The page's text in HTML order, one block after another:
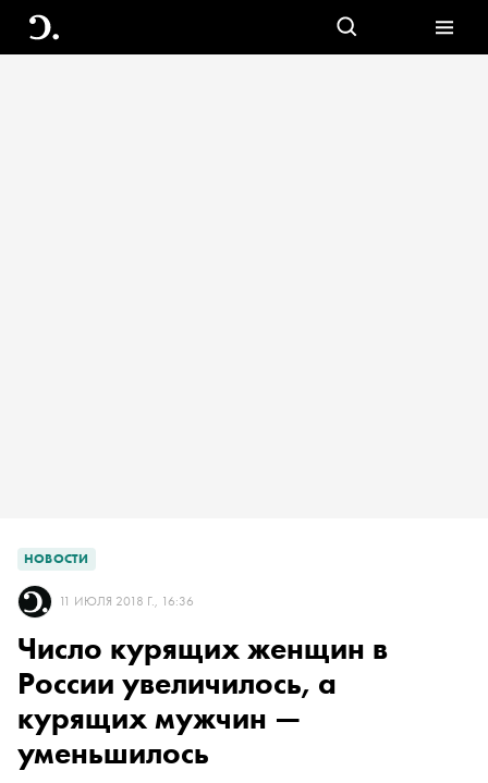
НОВОСТИ
11 ИЮЛЯ 2018 Г., 16:36
Число курящих женщин в
России увеличилось, а
курящих мужчин —
уменьшилось